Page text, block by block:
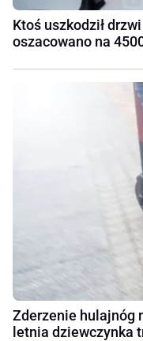
Ktoś uszkodził
oszacowano na
Zderzenie hulajnóg
letnia dziewczynka